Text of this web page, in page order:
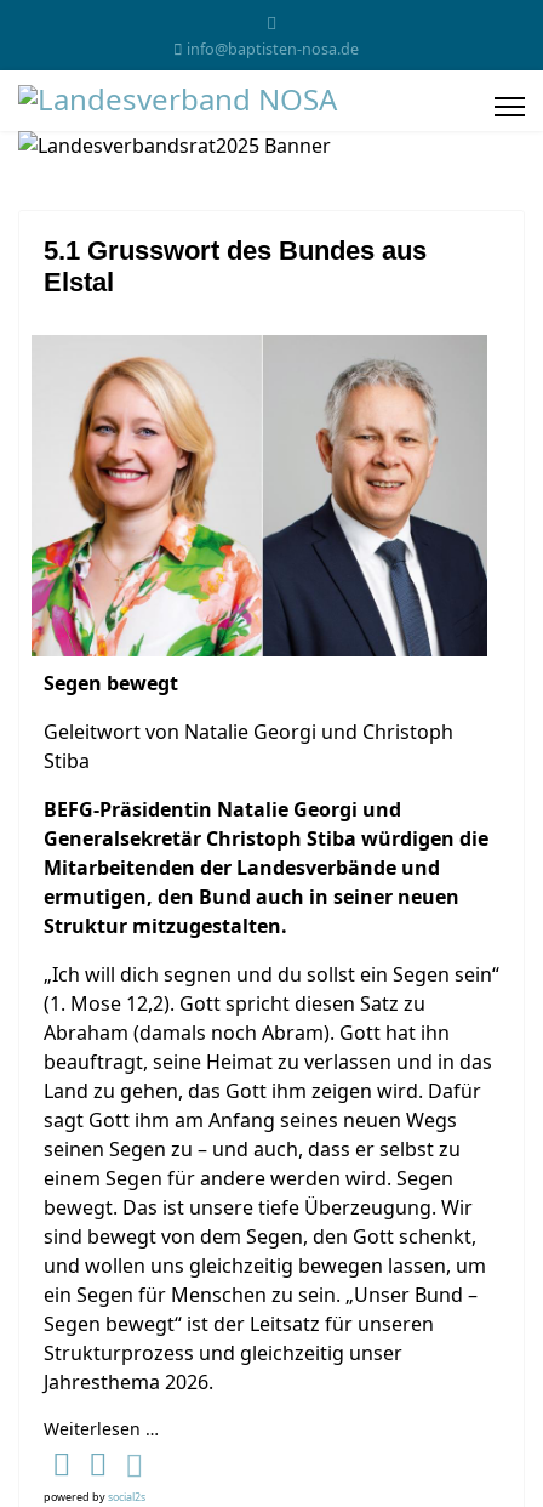
info@baptisten-nosa.de
5.1 Grusswort des Bundes aus
Elstal
Segen bewegt
Geleitwort von Natalie Georgi und Christoph
Stiba
BEFG-Präsidentin Natalie Georgi und
Generalsekretär Christoph Stiba würdigen die
Mitarbeitenden der Landesverbände und
ermutigen, den Bund auch in seiner neuen
Struktur mitzugestalten.
„Ich will dich segnen und du sollst ein Segen sein“
(1. Mose 12,2). Gott spricht diesen Satz zu
Abraham (damals noch Abram). Gott hat ihn
beauftragt, seine Heimat zu verlassen und in das
Land zu gehen, das Gott ihm zeigen wird. Dafür
sagt Gott ihm am Anfang seines neuen Wegs
seinen Segen zu – und auch, dass er selbst zu
einem Segen für andere werden wird. Segen
bewegt. Das ist unsere tiefe Überzeugung. Wir
sind bewegt von dem Segen, den Gott schenkt,
und wollen uns gleichzeitig bewegen lassen, um
ein Segen für Menschen zu sein. „Unser Bund –
Segen bewegt“ ist der Leitsatz für unseren
Strukturprozess und gleichzeitig unser
Jahresthema 2026.
Weiterlesen …
powered bysocial2s